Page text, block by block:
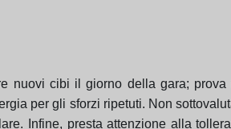
nuovi cibi il giorno della gara; prova
per gli sforzi ripetuti. Non
Infine, presta attenzione alla